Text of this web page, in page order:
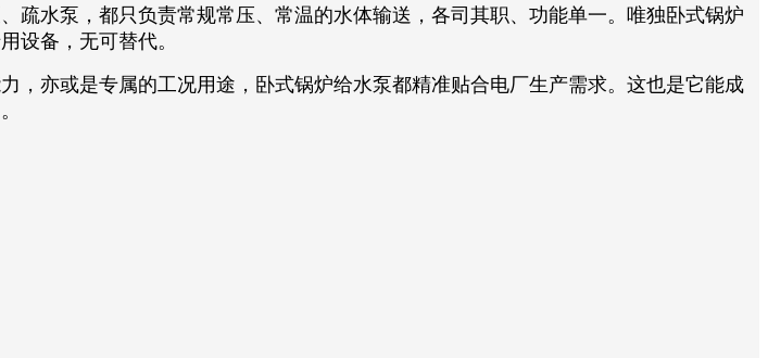
水泵，都只负责常规常压、常温的水体输送，各司其职、功能单一。唯独卧式锅炉
设备，无可替代。​
亦或是专属的工况用途，卧式锅炉给水泵都精准贴合电厂生产需求。这也是它能成